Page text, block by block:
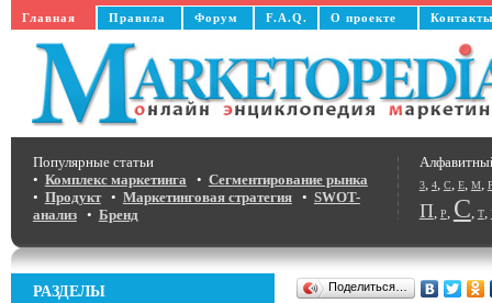
Главная Правила Форум F.A.Q. О проекте
3, 4, C, E, M,
П, Р, С, Т,
Популярные статьи
• Комплекс маркетинга • Сегментирование рынка
• Продукт• Маркетинговая стратегия• SWOT-
анализ• Бренд
РАЗДЕЛЫ Поделиться…